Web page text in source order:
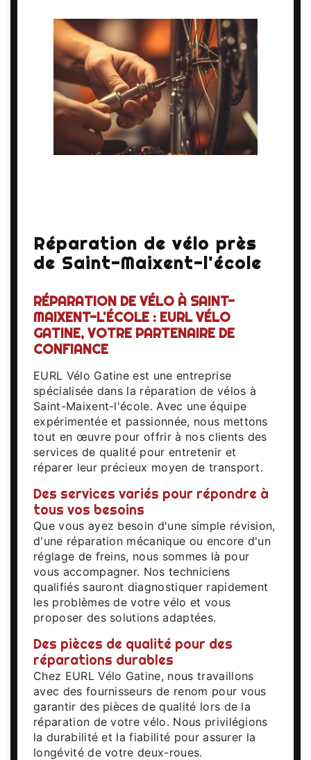
Réparation de vélo près
de Saint-Maixent-l'école
RÉPARATION DE VÉLO À SAINT-
MAIXENT-L'ÉCOLE : EURL VÉLO
GATINE, VOTRE PARTENAIRE DE
CONFIANCE
EURL Vélo Gatine est une entreprise
spécialisée dans la réparation de vélos à
Saint-Maixent-l'école. Avec une équipe
expérimentée et passionnée, nous mettons
tout en œuvre pour offrir à nos clients des
services de qualité pour entretenir et
réparer leur précieux moyen de transport.
Des services variés pour répondre à
tous vos besoins
Que vous ayez besoin d'une simple révision,
d'une réparation mécanique ou encore d'un
réglage de freins, nous sommes là pour
vous accompagner. Nos techniciens
qualifiés sauront diagnostiquer rapidement
les problèmes de votre vélo et vous
proposer des solutions adaptées.
Des pièces de qualité pour des
réparations durables
Chez EURL Vélo Gatine, nous travaillons
avec des fournisseurs de renom pour vous
garantir des pièces de qualité lors de la
réparation de votre vélo. Nous privilégions
la durabilité et la fiabilité pour assurer la
longévité de votre deux-roues.